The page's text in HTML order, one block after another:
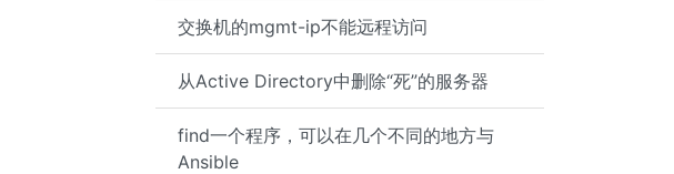
交换机的mgmt-ip不能远程访问
从Active Directory中删除“死”的服务器
find一个程序，可以在几个不同的地方与
Ansible